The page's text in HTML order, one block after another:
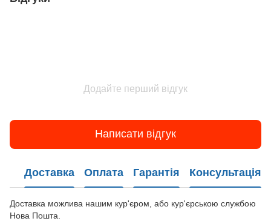
Додайте перший відгук
Написати відгук
Доставка Оплата Гарантія Консультація
Доставка можлива нашим кур'єром, або кур'єрською службою
Нова Пошта.